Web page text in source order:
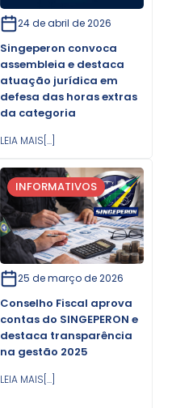
24 de abril de 2026
Singeperon convoca
assembleia e destaca
atuação jurídica em
defesa das horas extras
da categoria
LEIA MAIS[...]
INFORMATIVOS
25 de março de 2026
Conselho Fiscal aprova
contas do SINGEPERON e
destaca transparência
na gestão 2025
LEIA MAIS[...]